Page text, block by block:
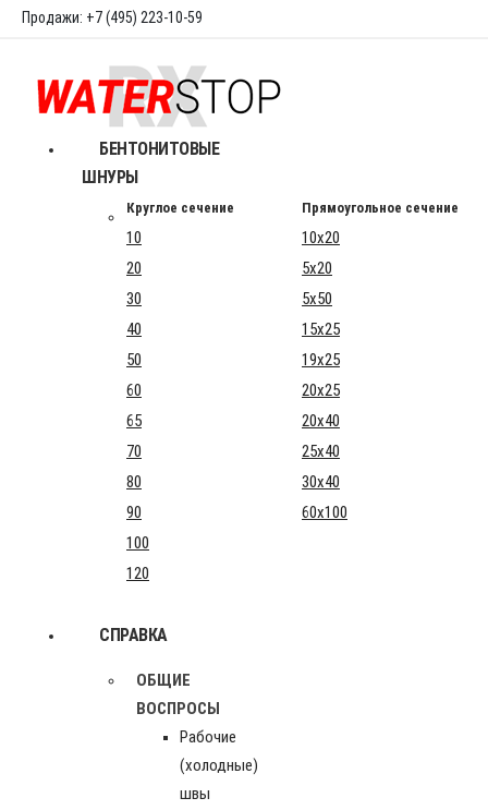
Продажи: +7 (495) 223-10-59
БЕНТОНИТОВЫЕ
ШНУРЫ
Круглое сечение Прямоугольное сечение
10
10x20
20
5x20
30
5x50
40
15x25
50
19x25
60
20x25
65
20x40
70
25x40
80
30x40
90
60x100
100
120
СПРАВКА
ОБЩИЕ
ВОСПРОСЫ
Рабочие
(холодные)
швы